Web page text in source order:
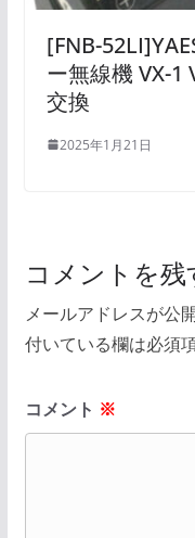
[FNB-
ー無線機 VX-1
交換
2025年1月21日
コメントを残
メールアドレスが公
付いている欄は必須
コメント ※